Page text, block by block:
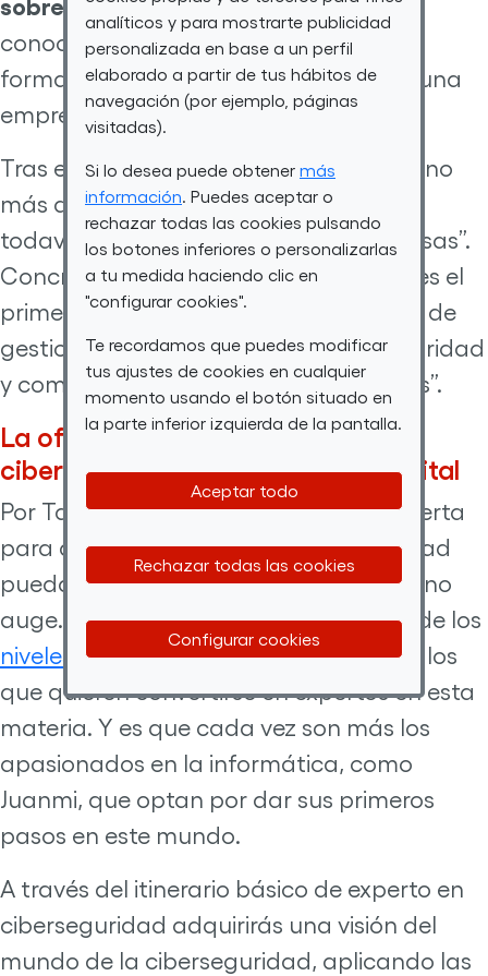
analíticos y para mostrarte publicidad
personalizada en base a un perfil
elaborado a partir de tus hábitos de
navegación (por ejemplo, páginas
visitadas).
Si lo desea puede obtener más
información . Puedes aceptar o
rechazar todas las cookies pulsando
los botones inferiores o personalizarlas
a tu medida haciendo clic en
"configurar cookies".
Te recordamos que puedes modificar
tus ajustes de cookies en cualquier
momento usando el botón situado en
la parte inferior izquierda de la pantalla.
Aceptar todo
Rechazar todas las cookies
Configurar cookies
. Gracias a los
conocimientos que adquirió durante la
formación pudo encontrar trabajo en una
empresa del sector.
Tras este periplo, se ha convertido en uno
más dentro de la compañía y dice que
todavía está “aprendiendo muchas cosas”.
Concretamente ocupa el nivel L1, que es el
primer filtro de amenazas. Se encarga de
gestionar incidencias, brechas de seguridad
y combatir lo que Juanmi llama “bichos”.
La oferta para formarse en
ciberseguridad de Por Talento Digital
Por Talento Digital tiene una amplia oferta
para que las personas con discapacidad
puedan formarse en este sector en pleno
auge. Estas formaciones abarcan desde los
niveles más básicoshasta cursos para los
que quieren convertirse en expertos en esta
materia. Y es que cada vez son más los
apasionados en la informática, como
Juanmi, que optan por dar sus primeros
pasos en este mundo.
A través del itinerario básico de experto en
ciberseguridad adquirirás una visión del
mundo de la ciberseguridad, aplicando las